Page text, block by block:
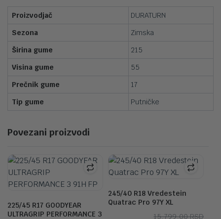
Proizvodjač
DURATURN
Sezona
Zimska
Širina gume
215
Visina gume
55
Prečnik gume
17
Tip gume
Putničke
Povezani proizvodi
225/45 R17 GOODYEAR
ULTRAGRIP PERFORMANCE 3
245/40 R18 Vredestein
Quatrac Pro 97Y XL
15,799.00RSD